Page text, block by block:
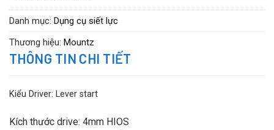
Danh mục: Dụng cụ siết lực
Thương hiệu: Mountz
THÔNG TIN CHI TIẾT
Kiểu Driver: Lever start
Kích thước drive: 4mm HIOS